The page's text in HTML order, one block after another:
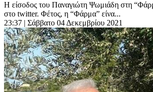
Η είσοδος του Παναγιώτη Ψωμιάδη στη
στο twitter. Φέτος, η “Φάρμα” είνα...
23:37 | Σάββατο 04 Δεκεμβρίου 2021